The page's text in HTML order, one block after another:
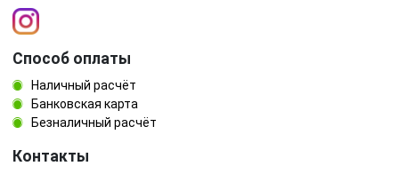
Способ оплаты
Наличный расчёт
Банковская карта
Безналичный расчёт
Контакты